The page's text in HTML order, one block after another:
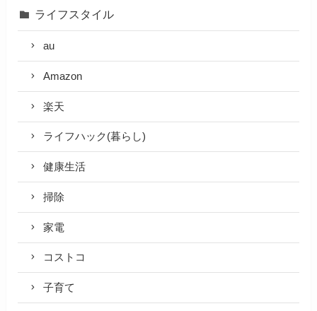
ライフスタイル
au
Amazon
楽天
ライフハック(暮らし)
健康生活
掃除
家電
コストコ
子育て